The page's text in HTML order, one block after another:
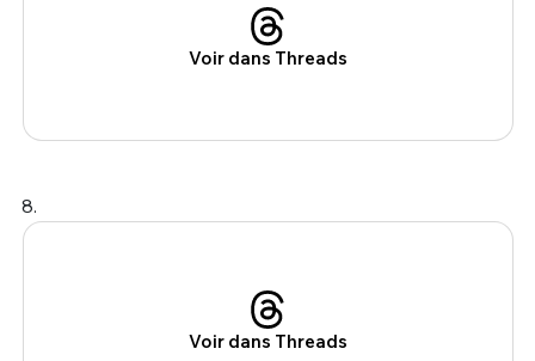
Voir dans Threads
8.
Voir dans Threads